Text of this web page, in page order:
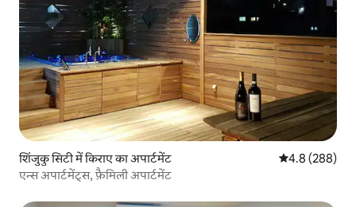
शिंजुकु सिटी में किराए का अपार्टमेंट औसत रेटिंग 5 में
4.8 (288)
एन्स अपार्टमेंट्स, फ़ैमिली अपार्टमेंट